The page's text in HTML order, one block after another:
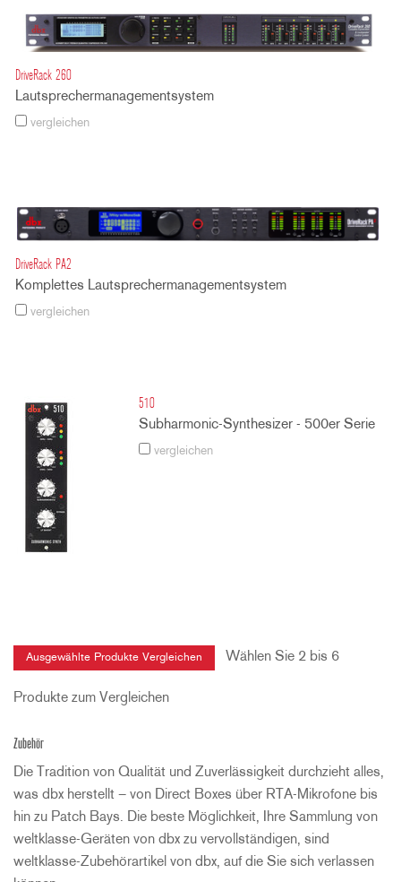
DriveRack 260
Lautsprechermanagementsystem
vergleichen
DriveRack PA2
Komplettes Lautsprechermanagementsystem
vergleichen
510
Subharmonic-Synthesizer - 500er Serie
vergleichen
Wählen Sie 2 bis 6
Produkte zum Vergleichen
Zubehör
Die Tradition von Qualität und Zuverlässigkeit durchzieht alles,
was dbx herstellt – von Direct Boxes über RTA-Mikrofone bis
hin zu Patch Bays. Die beste Möglichkeit, Ihre Sammlung von
weltklasse-Geräten von dbx zu vervollständigen, sind
weltklasse-Zubehörartikel von dbx, auf die Sie sich verlassen